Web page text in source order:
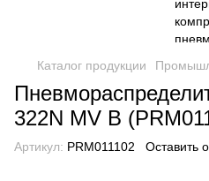
Каталог продукции
322N MV B
Артикул: PRM011102 Оставить